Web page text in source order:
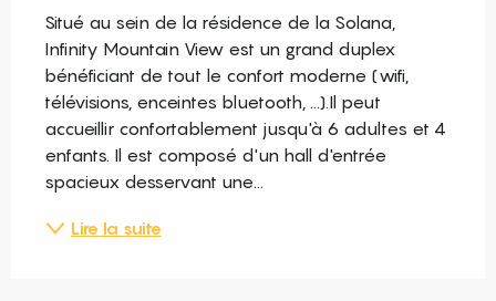
Situé au sein de la résidence de la Solana,
Infinity Mountain View est un grand duplex
bénéficiant de tout le confort moderne (wifi,
télévisions, enceintes bluetooth, ...).Il peut
accueillir confortablement jusqu'à 6 adultes et 4
enfants. Il est composé d'un hall d'entrée
spacieux desservant une...
Lire la suite